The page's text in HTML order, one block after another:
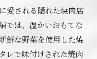
アーの魅力
蒲郡市の店
と新鮮野菜の焼肉
愛される隠れた焼肉店
では、温かいおもてな
鮮な野菜を使用した焼
レで味付けされた焼肉